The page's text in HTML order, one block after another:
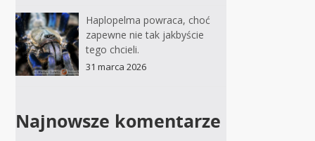
Haplopelma powraca, choć
zapewne nie tak jakbyście
tego chcieli.
31 marca 2026
Najnowsze komentarze